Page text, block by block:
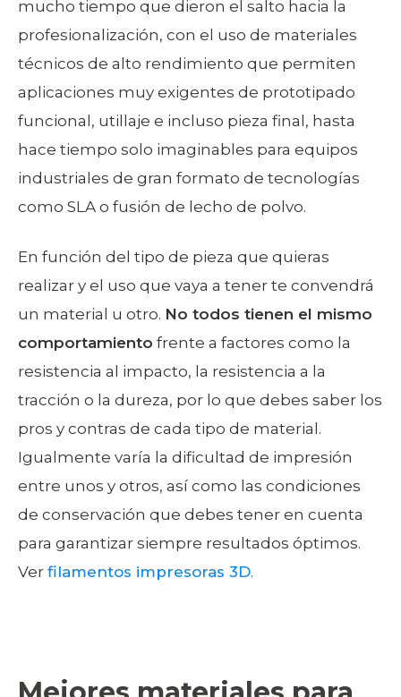
mucho tiempo que dieron el salto hacia la
profesionalización, con el uso de materiales
técnicos de alto rendimiento que permiten
aplicaciones muy exigentes de prototipado
funcional, utillaje e incluso pieza final, hasta
hace tiempo solo imaginables para equipos
industriales de gran formato de tecnologías
como SLA o fusión de lecho de polvo.
En función del tipo de pieza que quieras
realizar y el uso que vaya a tener te convendrá
un material u otro. No todos tienen el mismo
comportamiento frente a factores como la
resistencia al impacto, la resistencia a la
tracción o la dureza, por lo que debes saber los
pros y contras de cada tipo de material.
Igualmente varía la dificultad de impresión
entre unos y otros, así como las condiciones
de conservación que debes tener en cuenta
para garantizar siempre resultados óptimos.
Ver filamentos impresoras 3D.